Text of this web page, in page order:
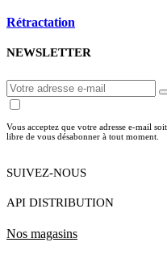
Rétractation
NEWSLETTER
Vous acceptez que votre adresse e-mail
libre de vous désabonner à tout moment.
SUIVEZ-NOUS
API DISTRIBUTION
Nos magasins